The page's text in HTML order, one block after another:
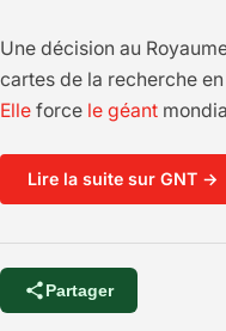
Une décision au
cartes de la recherche
Elle force le géant
Lire la suite sur GNT →
Partager